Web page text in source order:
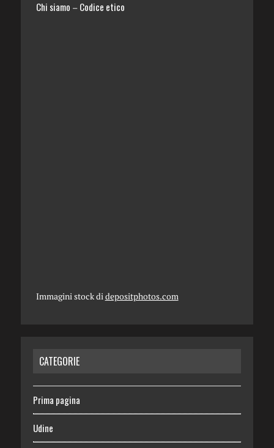
Chi siamo – Codice etico
Immagini stock di depositphotos.com
CATEGORIE
Prima pagina
Udine